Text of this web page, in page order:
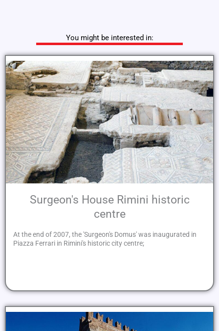
You might be interested in:
Surgeon's House Rimini historic
centre
At the end of 2007, the 'Surgeon's Domus' was inaugurated in
Piazza Ferrari in Rimini's historic city centre;